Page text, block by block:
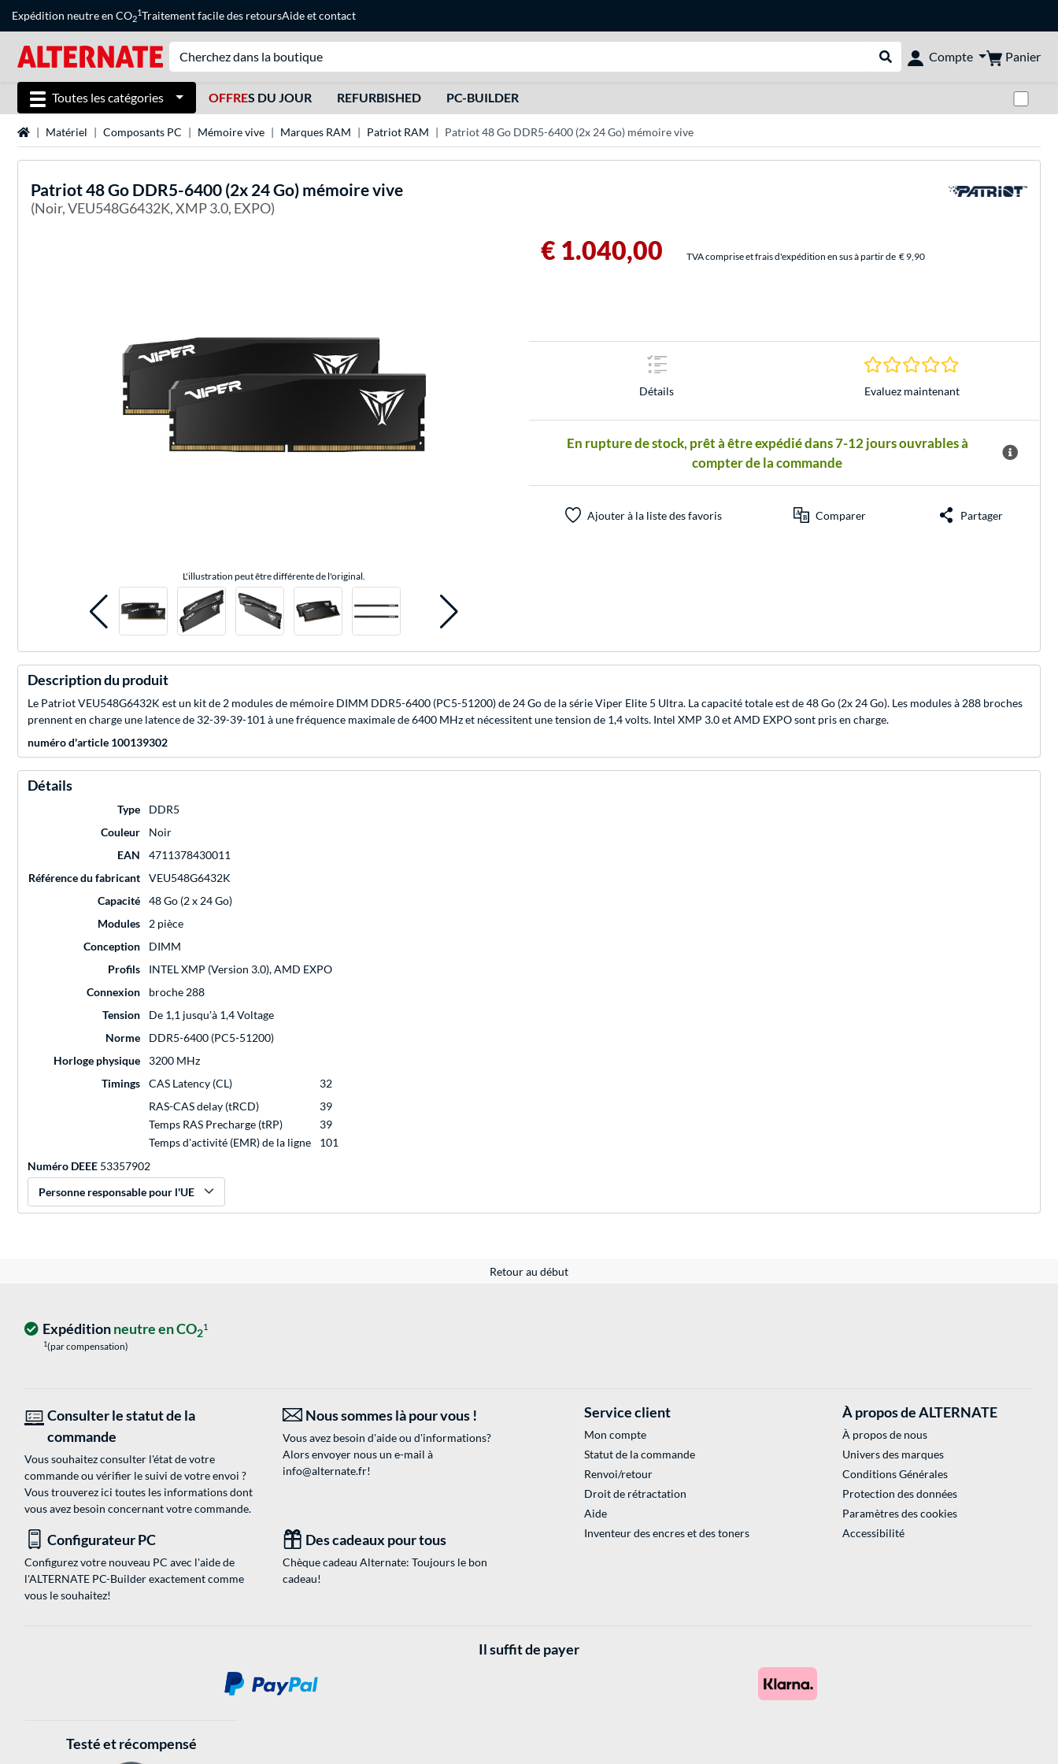
Expédition neutre en CO2
1Traitement facile des retoursAideetcontact
Rechercher dans le shop
Compte Panier
Toutes les catégories OFFRES DU JOUR REFURBISHED PC-BUILDER
Page d'accueil
Matériel Composants PC Mémoire vive Marques RAM Patriot RAM Patriot 48 Go DDR5-6400 (2x 24 Go) mémoire vive
Patriot48 Go DDR5-6400 (2x 24 Go) mémoire vive
(Noir, VEU548G6432K, XMP 3.0, EXPO)
L'illustration peut être différente de l'original.
€ 1.040,00 TVA comprise et frais d'expédition en sus à partir de € 9,90
Détails
0.0 Étoiles à 0
Evaluez maintenant
En rupture de stock, prêt à être expédié dans 7-12 jours ouvrables à
compter de la commande
Ajouter à la liste des favoris Comparer Partager
Description du produit
Le Patriot VEU548G6432K est un kit de 2 modules de mémoire DIMM DDR5-6400 (PC5-51200) de 24 Go de la série Viper Elite 5 Ultra. La capacité totale est de 48 Go (2x 24 Go). Les modules à 288 broches
prennent en charge une latence de 32-39-39-101 à une fréquence maximale de 6400 MHz et nécessitent une tension de 1,4 volts. Intel XMP 3.0 et AMD EXPO sont pris en charge.
numéro d'article 100139302
Détails
Type
DDR5
Couleur
Noir
EAN
4711378430011
Référence du fabricant
VEU548G6432K
Capacité
48 Go (2 x 24 Go)
Modules
2 pièce
Conception
DIMM
Profils
INTEL XMP (Version 3.0), AMD EXPO
Connexion
broche 288
Tension
De 1,1 jusqu'à 1,4 Voltage
Norme
DDR5-6400 (PC5-51200)
Horloge physique
3200 MHz
Timings
CAS Latency (CL)
32
RAS-CAS delay (tRCD)
39
Temps RAS Precharge (tRP)
39
Temps d'activité (EMR) de la ligne
101
Numéro DEEE 53357902
Personne responsable pour l'UE
Retour au début
Expéditionneutre en CO21
1(par compensation)
Consulter le statut de la
commande
Vous souhaitez consulter l'état de votre
commande ou vérifier le suivi de votre envoi ?
Vous trouverez ici toutes les informations dont
vous avez besoin concernant votre commande.
Nous sommes là pour vous !
Vous avez besoin d'aide ou d'informations?
Alors envoyer nous un e-mail à
info@alternate.fr!
Configurateur PC
Configurez votre nouveau PC avec l'aide de
l'ALTERNATE PC-Builder exactement comme
vous le souhaitez!
Des cadeaux pour tous
Chèque cadeau Alternate: Toujours le bon
cadeau!
Service client
Mon compte
Statut de la commande
Renvoi/retour
Droit de rétractation
Aide
Inventeur des encres et des toners
À propos de ALTERNATE
À propos de nous
Univers des marques
Conditions Générales
Protection des données
Paramètres des cookies
Accessibilité
Il suffit de payer
Testé et récompensé